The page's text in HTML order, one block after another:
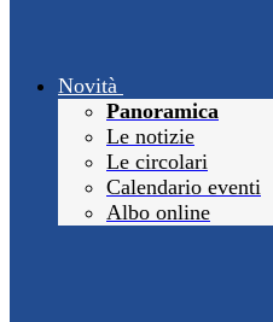
Novità
Panoramica
Le notizie
Le circolari
Calendario eventi
Albo online